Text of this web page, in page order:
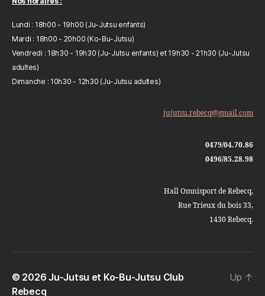
Lundi : 18h00 - 19h00 (Ju-Jutsu enfants)
Mardi : 18h00 - 20h00 (Ko-Bu-Jutsu)
Vendredi : 18h30 - 19h30 (Ju-Jutsu enfants) et 19h30 - 21h30 (Ju-Jutsu
adultes)
Dimanche : 10h30 - 12h30 (Ju-Jutsu adultes)
jujutsu.rebecq@gmail.com
0479/04.70.86
0496/85.28.98
Hall Omnisport de Rebecq,
Rue Trieux du bois 33,
1430 Rebecq.
© 2026Ju-Jutsu et Ko-Bu-Jutsu Club
Rebecq
Up ↑